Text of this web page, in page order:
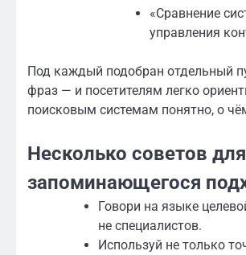
«Сравнение
управления
Под каждый подобран отдельный
фраз — и посетителям легко
поисковым системам понятно, о
Несколько советов для
запоминающегося
Говори на языке
не специалистов.
Используй не только